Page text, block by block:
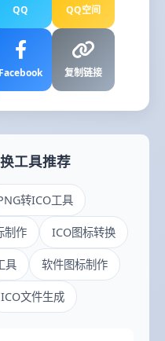
QQ QQ空间
Facebook 复制链接
工具推荐
转ICO工具
制作 ICO图标转换
具 软件图标制作
ICO文件生成